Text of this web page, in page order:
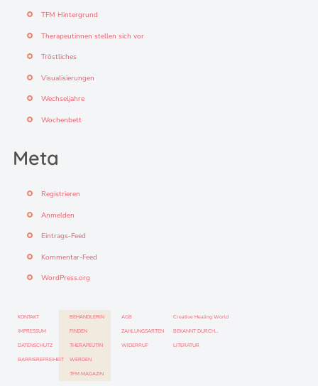
TFM Hintergrund
Therapeutinnen stellen sich vor
Tröstliches
Visualisierungen
Wechseljahre
Wochenbett
Meta
Registrieren
Anmelden
Eintrags-Feed
Kommentar-Feed
WordPress.org
KONTAKT
IMPRESSUM
DATENSCHUTZ
BARRIEREFREIHEIT
BEHANDLERIN
FINDEN
THERAPEUTIN
WERDEN
TFM MAGAZIN
Creative Healing World
BEKANNT DURCH…
LITERATUR
AGB
ZAHLUNGSARTEN
WIDERRUF